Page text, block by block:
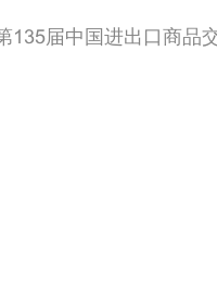
135届中国进出口商品